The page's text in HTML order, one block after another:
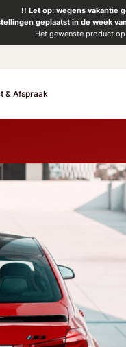
!! Let op: wegens vakantie
geplaatst in de week
Het gewenste product
& Afspraak